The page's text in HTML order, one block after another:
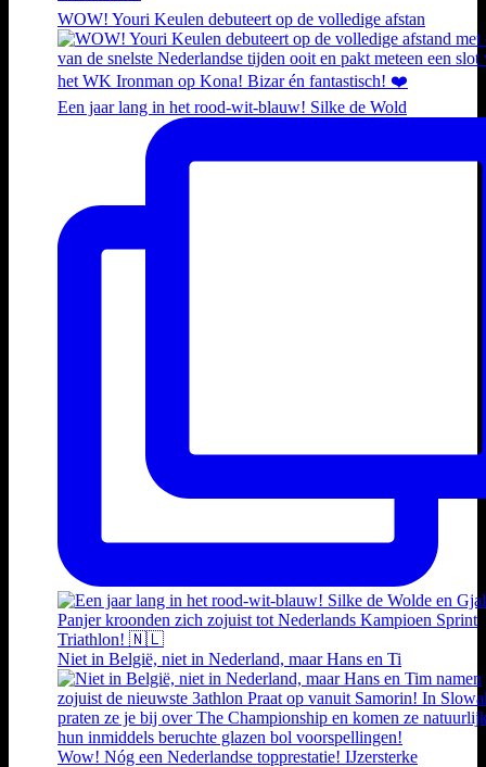
WOW! Youri Keulen debuteert op de volledige afstan
Een jaar lang in het rood-wit-blauw! Silke de Wold
Niet in België, niet in Nederland, maar Hans en Ti
Wow! Nóg een Nederlandse topprestatie! IJzersterke